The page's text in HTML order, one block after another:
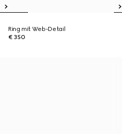
Ring mit Web-Detail
€ 350